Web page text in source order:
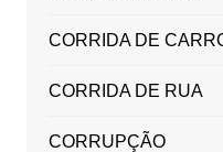
CORRIDA DE
CORRIDA DE RUA
CORRUPÇÃO